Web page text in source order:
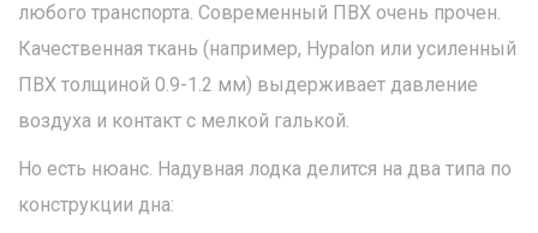
любого транспорта. Современный ПВХ очень прочен.
Качественная ткань (например, Hypalon или усиленный
ПВХ толщиной 0.9-1.2 мм) выдерживает давление
воздуха и контакт с мелкой галькой.
Но есть нюанс. Надувная лодка делится на два типа по
конструкции дна: